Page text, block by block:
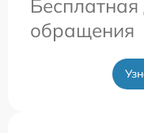
обращения